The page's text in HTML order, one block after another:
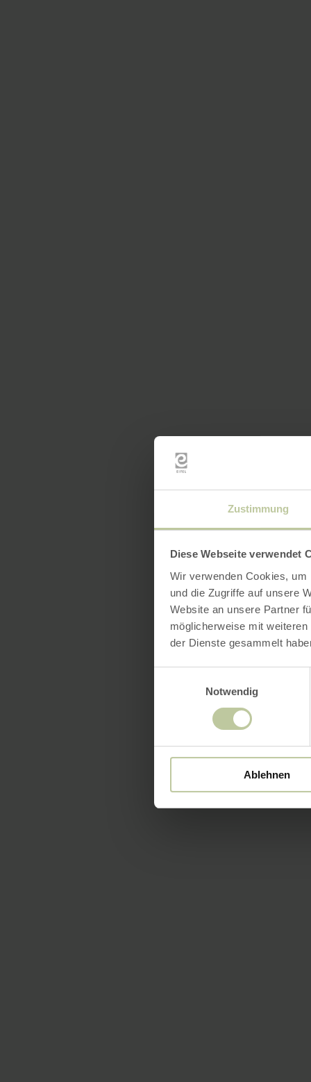
Zustimmung
Diese Webseite verwendet
Wir verwenden Cookies,
und die Zugriffe auf unsere
Website an unsere Partner
möglicherweise mit
der Dienste gesammelt
Notwendig
Ablehnen